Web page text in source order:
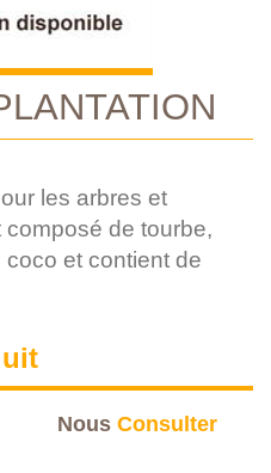
les arbres et
de tourbe,
et contient de
Nous Consulter